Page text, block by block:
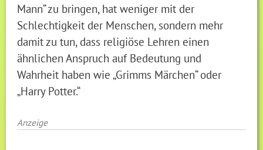
Mann“ zu bringen, hat weniger mit der
Schlechtigkeit der Menschen, sondern mehr
damit zu tun, dass religiöse Lehren einen
ähnlichen Anspruch auf Bedeutung und
Wahrheit haben wie „Grimms Märchen“ oder
„Harry Potter.“
Anzeige